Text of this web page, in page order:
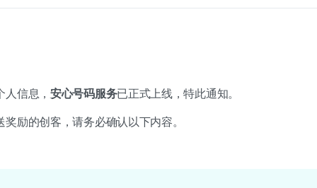
信息， 安心号码服务已正式上线，特此通知。
励的创客，请务必确认以下内容。